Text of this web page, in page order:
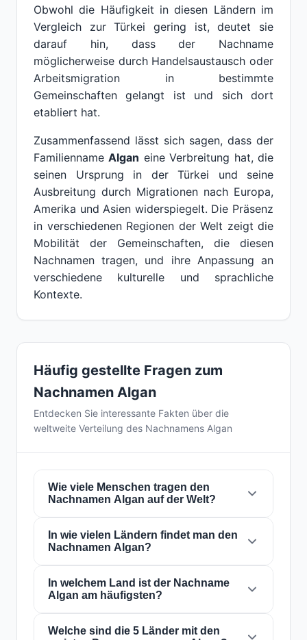
Obwohl die Häufigkeit in diesen Ländern im
Vergleich zur Türkei gering ist, deutet sie
darauf hin, dass der Nachname
möglicherweise durch Handelsaustausch oder
Arbeitsmigration in bestimmte
Gemeinschaften gelangt ist und sich dort
etabliert hat.
Zusammenfassend lässt sich sagen, dass der
FamiliennameAlgan eine Verbreitung hat, die
seinen Ursprung in der Türkei und seine
Ausbreitung durch Migrationen nach Europa,
Amerika und Asien widerspiegelt. Die Präsenz
in verschiedenen Regionen der Welt zeigt die
Mobilität der Gemeinschaften, die diesen
Nachnamen tragen, und ihre Anpassung an
verschiedene kulturelle und sprachliche
Kontexte.
Häufig gestellte Fragen zum
Nachnamen Algan
Entdecken Sie interessante Fakten über die
weltweite Verteilung des Nachnamens Algan
Wie viele Menschen tragen den
Nachnamen Algan auf der Welt?
Derzeit gibt es weltweit etwa11.008 Personen
mit dem Nachnamen Algan
dass etwa 1 von726,744 Personenauf der
Welt diesen Nachnamen trägt. Er ist in41
Ländernpräsent, was seine globale
Verbreitung widerspiegelt.
In wie vielen Ländern findet man den
Nachnamen Algan?
Der NachnameAlganist in 41 Ländernauf der
ganzen Welt präsent. Dies klassifiziert ihn als
einen Nachnamen mitlokalReichweite. Seine
Präsenz in mehreren Ländern weist auf
In welchem Land ist der Nachname
Algan am häufigsten?
Der NachnameAlganist am häufigsten in
Welche sind die 5 Länder mit den